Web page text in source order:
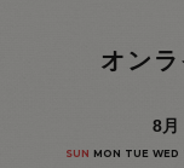
オン
8月
SUN MON TUE WED